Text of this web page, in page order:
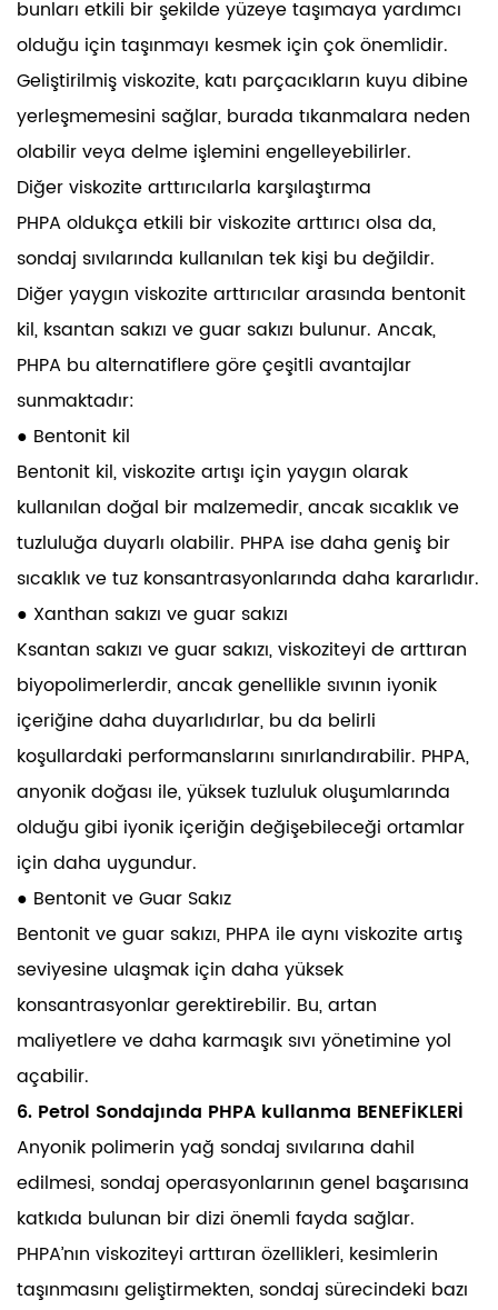
bunları etkili bir şekilde yüzeye taşımaya yardımcı
olduğu için taşınmayı kesmek için çok önemlidir.
Geliştirilmiş viskozite, katı parçacıkların kuyu dibine
yerleşmemesini sağlar, burada tıkanmalara neden
olabilir veya delme işlemini engelleyebilirler.
Diğer viskozite arttırıcılarla karşılaştırma
PHPA oldukça etkili bir viskozite arttırıcı olsa da,
sondaj sıvılarında kullanılan tek kişi bu değildir.
Diğer yaygın viskozite arttırıcılar arasında bentonit
kil, ksantan sakızı ve guar sakızı bulunur. Ancak,
PHPA bu alternatiflere göre çeşitli avantajlar
sunmaktadır:
● Bentonit kil
Bentonit kil, viskozite artışı için yaygın olarak
kullanılan doğal bir malzemedir, ancak sıcaklık ve
tuzluluğa duyarlı olabilir. PHPA ise daha geniş bir
sıcaklık ve tuz konsantrasyonlarında daha kararlıdır.
● Xanthan sakızı ve guar sakızı
Ksantan sakızı ve guar sakızı, viskoziteyi de arttıran
biyopolimerlerdir, ancak genellikle sıvının iyonik
içeriğine daha duyarlıdırlar, bu da belirli
koşullardaki performanslarını sınırlandırabilir. PHPA,
anyonik doğası ile, yüksek tuzluluk oluşumlarında
olduğu gibi iyonik içeriğin değişebileceği ortamlar
için daha uygundur.
● Bentonit ve Guar Sakız
Bentonit ve guar sakızı, PHPA ile aynı viskozite artış
seviyesine ulaşmak için daha yüksek
konsantrasyonlar gerektirebilir. Bu, artan
maliyetlere ve daha karmaşık sıvı yönetimine yol
açabilir.
6. Petrol Sondajında ​​PHPA kullanma BENEFİKLERİ
Anyonik polimerin yağ sondaj sıvılarına dahil
edilmesi, sondaj operasyonlarının genel başarısına
katkıda bulunan bir dizi önemli fayda sağlar.
PHPA’nın viskoziteyi arttıran özellikleri, kesimlerin
taşınmasını geliştirmekten, sondaj sürecindeki bazı